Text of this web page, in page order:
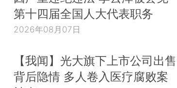
第十四届全国人大代表职务
2026年08月07日
【我闻】光大旗下上市公司出售
背后隐情 多人卷入医疗腐败案